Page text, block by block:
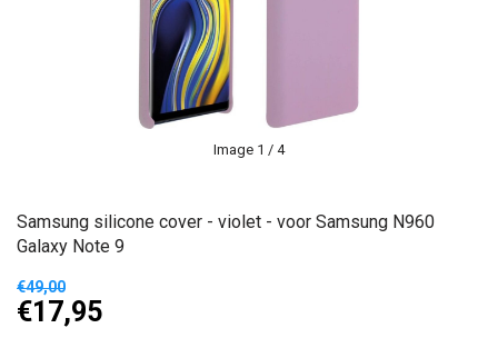
Image 1 / 4
Samsung silicone cover - violet - voor Samsung N960
Galaxy Note 9
€49,00
€17,95